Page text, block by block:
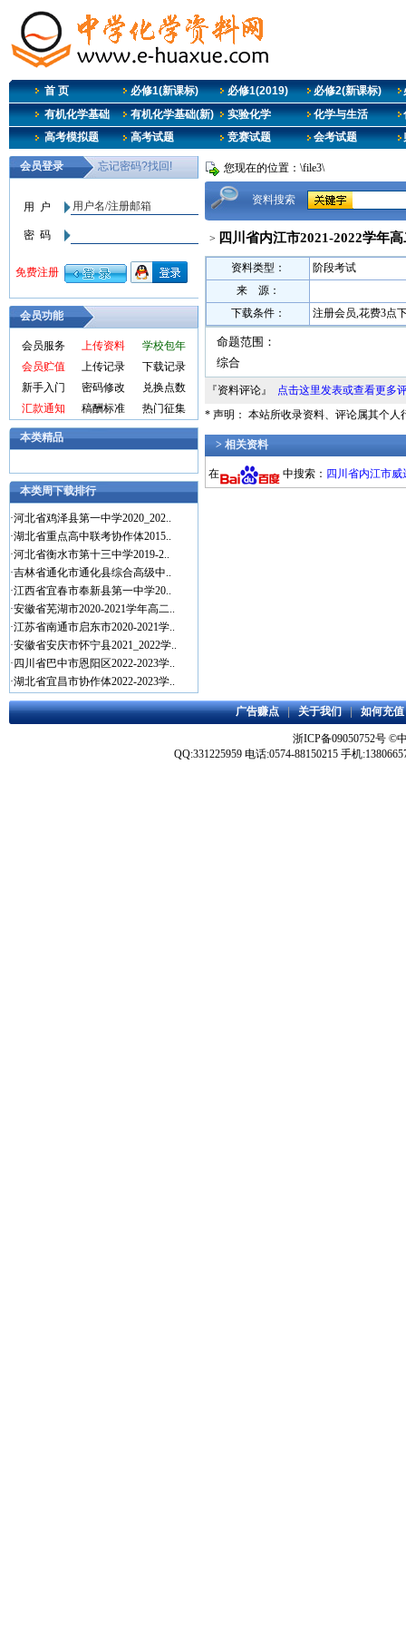
首 页 必修1(新课标) 必修1(2019) 必修2(新课标)
有机化学基础
有机化学基础(新) 实验化学 化学与生活
高考模拟题
高考试题 竞赛试题 会考试题
会员功能
会员服务 上传资料
学校包年
会员贮值
上传记录
下载记录
新手入门
密码修改
兑换点数
汇款通知
稿酬标准 热门征集
本类精品
本类周下载排行
·河北省鸡泽县第一中学2020_202..
·湖北省重点高中联考协作体2015..
·河北省衡水市第十三中学2019-2..
·吉林省通化市通化县综合高级中..
·江西省宜春市奉新县第一中学20..
·安徽省芜湖市2020-2021学年高二..
·江苏省南通市启东市2020-2021学..
·安徽省安庆市怀宁县2021_2022学..
· 四川省巴中市恩阳区2022-2023学..
·湖北省宜昌市协作体2022-2023学..
您现在的位置：\file3\
资料搜索
> 四川省内江市2021-2022学年
资料类型：
阶段考试
来 源：
下载条件：
注册会员,花费3点
命题范围：
综合
『资料评论』 点击这里发表或查看更多
* 声明： 本站所收录资料、评论属其个人
> 相关资料
在 中搜索： 四川省内江市威
广告赚点|关于我们|如何充值
浙ICP备09050752号 ©
QQ:331225959 电话:0574-88150215 手机